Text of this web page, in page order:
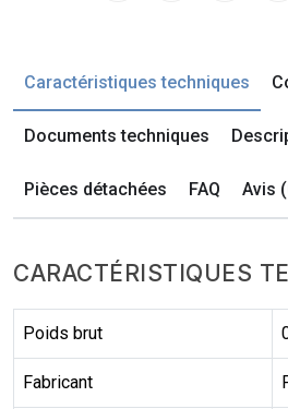
Caractéristiques techniques
Documents techniques
Pièces détachées FAQ Avis
CARACTÉRISTIQUES
Poids brut
Fabricant